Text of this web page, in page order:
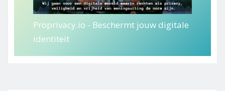
Proprivacy.io - Beschermt jouw digitale
identiteit